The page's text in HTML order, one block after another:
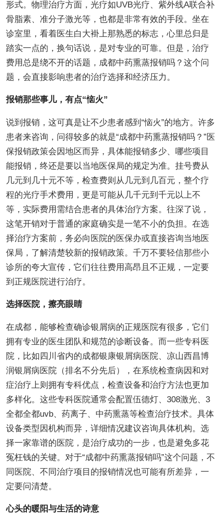
形式。物理治疗方面，光疗如UVB光疗、紫外线A联合补
骨脂素、准分子激光等，也都是非常有效的手段。坐在
诊室里，看着医生白大褂上那熟悉的标志，心里总归是
踏实一点的，换句话说，是对专业的可靠。但是，治疗
费用总是绕不开的话题，成都中药熏蒸报销吗？这个问
题，会直接影响患者的治疗选择和经济压力。
报销那些事儿，有点“恼火”
说到报销，这可真是让不少患者感到“恼火”的地方。许多
患者来咨询，问得较多的就是“成都中药熏蒸报销吗？”医
保报销政策会因地区而异，具体能报销多少、哪些项目
能报销，终还是要以当地医保局的规定为准。挂号费从
几元到几十元不等，检查费则从几元到几百元，整个疗
程的光疗手术费用，更是可能从几千元到千元以上不
等，实际费用需结合患者的具体治疗方案。往深了说，
这笔开销对于普通的家庭确实是一笔不小的负担。在选
择治疗方案前，务必向医院的医保办或直接咨询当地医
保局，了解清楚较新的报销政策。千万不要轻信那些小
诊所的夸大宣传，它们往往费用高昂且不正规，一定要
到正规医院进行治疗。
选择医院，擦亮眼睛
在成都，能够检查确诊银屑病的正规医院有很多，它们
拥有专业的医生团队和规范的诊断设备。而一些专科医
院，比如四川省内的成都银康银屑病医院、凉山西昌博
润银屑病医院（排名不分先后），在系统检查病因和对
症治疗上则拥有专科优点，检查设备和治疗方法也更加
多样化。这些专科医院通常会配置伍德灯、308激光、3
全都全都uvb、药离子、中药熏蒸等检查治疗技术。具体
设备类型因机构而异，详细情况建议咨询具体机构。选
择一家靠谱的医院，是治疗成功的一步，也是避免多花
冤枉钱的关键。对于“成都中药熏蒸报销吗”这个问题，不
同医院、不同治疗项目的报销情况也可能有所差异，一
定要问清楚。
心头的暖阳与生活的诗意